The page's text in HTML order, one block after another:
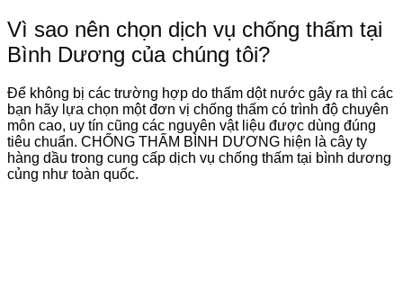
Vì sao nên chọn dịch vụ chống thấm tại
Bình Dương của chúng tôi?
Để không bị các trường hợp do thấm dột nước gây ra thì các
bạn hãy lựa chọn một đơn vị chống thấm có trình độ chuyên
môn cao, uy tín cũng các nguyên vật liệu được dùng đúng
tiêu chuẩn. CHỐNG THẤM BÌNH DƯƠNG hiện là cây ty
hàng dầu trong cung cấp dịch vụ chống thấm tại bình dương
củng như toàn quốc.